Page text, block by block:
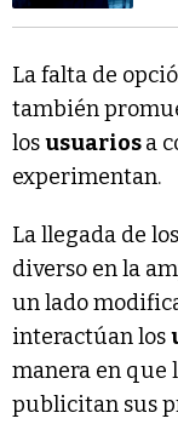
La falta de
también
losusuariosa
experimentan.
La llegada de
diverso en la
un lado
interactúan los
manera en que
publicitan sus